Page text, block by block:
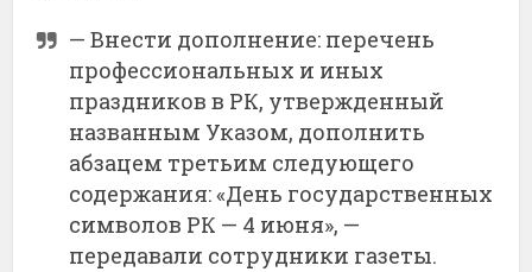
— Внести дополнение: перечень
профессиональных и иных
праздников в РК, утвержденный
названным Указом, дополнить
абзацем третьим следующего
содержания: «День государственных
символов РК — 4 июня», —
передавали сотрудники газеты.